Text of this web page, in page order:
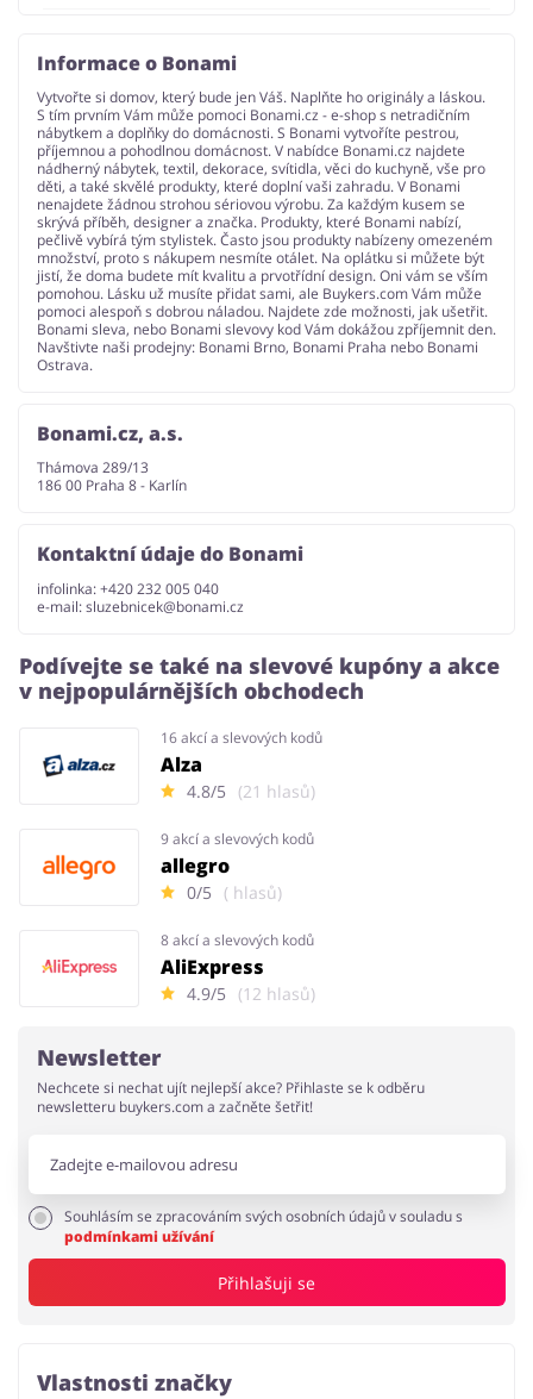
Informace o Bonami
Vytvořte si domov, který bude jen Váš. Naplňte ho originály a láskou.
S tím prvním Vám může pomoci Bonami.cz - e-shop s netradičním
nábytkem a doplňky do domácnosti. S Bonami vytvoříte pestrou,
příjemnou a pohodlnou domácnost. V nabídce Bonami.cz najdete
nádherný nábytek, textil, dekorace, svítidla, věci do kuchyně, vše pro
děti, a také skvělé produkty, které doplní vaši zahradu. V Bonami
nenajdete žádnou strohou sériovou výrobu. Za každým kusem se
skrývá příběh, designer a značka. Produkty, které Bonami nabízí,
pečlivě vybírá tým stylistek. Často jsou produkty nabízeny omezeném
množství, proto s nákupem nesmíte otálet. Na oplátku si můžete být
jistí, že doma budete mít kvalitu a prvotřídní design. Oni vám se vším
pomohou. Lásku už musíte přidat sami, ale Buykers.com Vám může
pomoci alespoň s dobrou náladou. Najdete zde možnosti, jak ušetřit.
Bonami sleva, nebo Bonami slevovy kod Vám dokážou zpříjemnit den.
Navštivte naši prodejny: Bonami Brno, Bonami Praha nebo Bonami
Ostrava.
Bonami.cz, a.s.
Thámova 289/13
186 00 Praha 8 - Karlín
Kontaktní údaje do Bonami
infolinka: +420 232 005 040
e-mail:sluzebnicek@bonami.cz
Podívejte se také na slevové kupóny a akce
v nejpopulárnějších obchodech
16 akcí a slevových kodů
Alza
4.8/5 (21 hlasů)
9 akcí a slevových kodů
allegro
0/5 ( hlasů)
8 akcí a slevových kodů
AliExpress
4.9/5 (12 hlasů)
Newsletter
Nechcete si nechat ujít nejlepší akce? Přihlaste se k odběru
newsletteru buykers.com a začněte šetřit!
Souhlásím se zpracováním svých osobních údajů v souladu s
podmínkami užívání
Přihlašuji se
Vlastnosti značky